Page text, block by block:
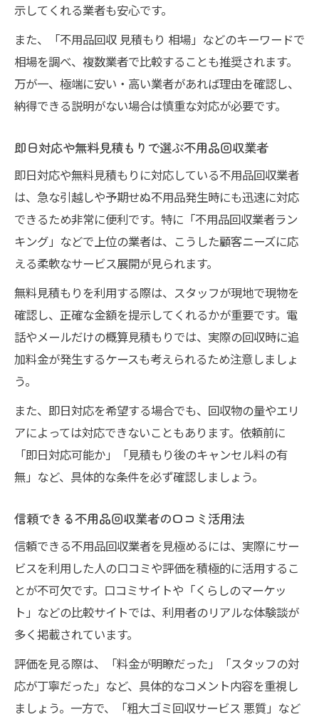
示してくれる業者も安心です。
また、「不用品回収 見積もり 相場」などのキーワードで
相場を調べ、複数業者で比較することも推奨されます。
万が一、極端に安い・高い業者があれば理由を確認し、
納得できる説明がない場合は慎重な対応が必要です。
即日対応や無料見積もりで選ぶ不用品回収業者
即日対応や無料見積もりに対応している不用品回収業者
は、急な引越しや予期せぬ不用品発生時にも迅速に対応
できるため非常に便利です。特に「不用品回収業者ラン
キング」などで上位の業者は、こうした顧客ニーズに応
える柔軟なサービス展開が見られます。
無料見積もりを利用する際は、スタッフが現地で現物を
確認し、正確な金額を提示してくれるかが重要です。電
話やメールだけの概算見積もりでは、実際の回収時に追
加料金が発生するケースも考えられるため注意しましょ
う。
また、即日対応を希望する場合でも、回収物の量やエリ
アによっては対応できないこともあります。依頼前に
「即日対応可能か」「見積もり後のキャンセル料の有
無」など、具体的な条件を必ず確認しましょう。
信頼できる不用品回収業者の口コミ活用法
信頼できる不用品回収業者を見極めるには、実際にサー
ビスを利用した人の口コミや評価を積極的に活用するこ
とが不可欠です。口コミサイトや「くらしのマーケッ
ト」などの比較サイトでは、利用者のリアルな体験談が
多く掲載されています。
評価を見る際は、「料金が明瞭だった」「スタッフの対
応が丁寧だった」など、具体的なコメント内容を重視し
ましょう。一方で、「粗大ゴミ回収サービス 悪質」など